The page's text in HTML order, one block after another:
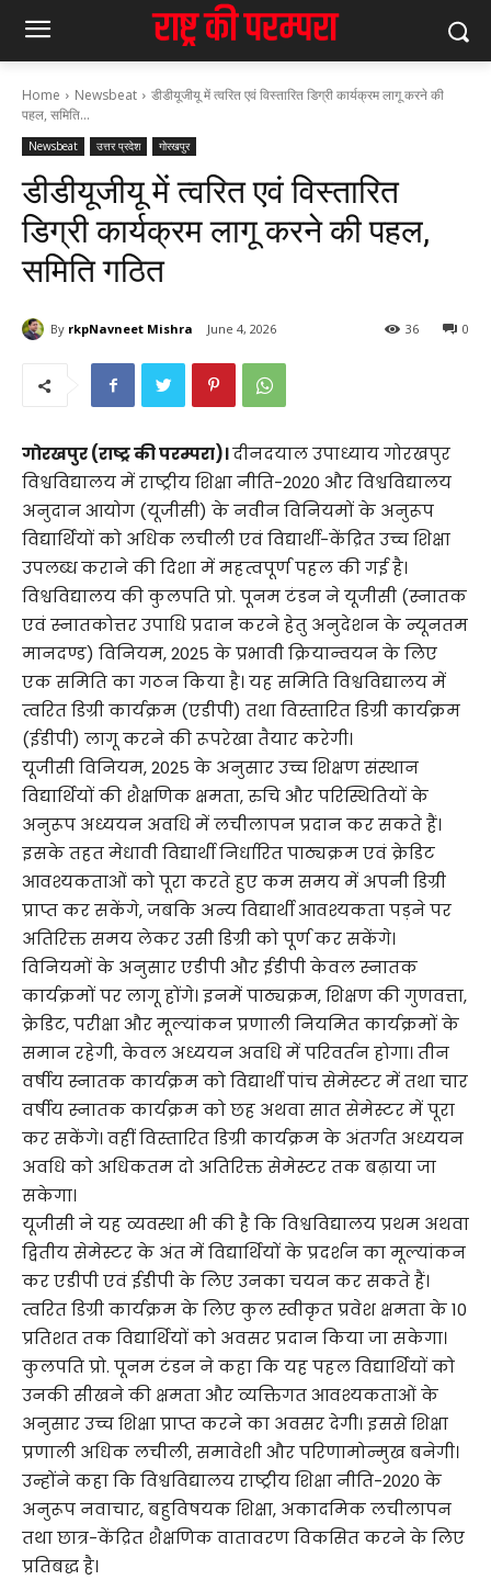
Home Newsbeat
डीडीयूजीयू में त्वरित एवं विस्तारित डिग्री कार्यक्रम लागू करने की
पहल, समिति...
Newsbeat उत्तर प्रदेश गोरखपुर
डीडीयूजीयू में त्वरित एवं विस्तारित
डिग्री कार्यक्रम लागू करने की पहल,
समिति गठित
By rkpNavneet Mishra June 4, 2026 0
36
गोरखपुर (राष्ट्र की परम्परा)।दीनदयाल उपाध्याय गोरखपुर
विश्वविद्यालय में राष्ट्रीय शिक्षा नीति-2020 और विश्वविद्यालय
अनुदान आयोग (यूजीसी) के नवीन विनियमों के अनुरूप
विद्यार्थियों को अधिक लचीली एवं विद्यार्थी-केंद्रित उच्च शिक्षा
उपलब्ध कराने की दिशा में महत्वपूर्ण पहल की गई है।
विश्वविद्यालय की कुलपति प्रो. पूनम टंडन ने यूजीसी (स्नातक
एवं स्नातकोत्तर उपाधि प्रदान करने हेतु अनुदेशन के न्यूनतम
मानदण्ड) विनियम, 2025 के प्रभावी क्रियान्वयन के लिए
एक समिति का गठन किया है। यह समिति विश्वविद्यालय में
त्वरित डिग्री कार्यक्रम (एडीपी) तथा विस्तारित डिग्री कार्यक्रम
(ईडीपी) लागू करने की रूपरेखा तैयार करेगी।
यूजीसी विनियम, 2025 के अनुसार उच्च शिक्षण संस्थान
विद्यार्थियों की शैक्षणिक क्षमता, रुचि और परिस्थितियों के
अनुरूप अध्ययन अवधि में लचीलापन प्रदान कर सकते हैं।
इसके तहत मेधावी विद्यार्थी निर्धारित पाठ्यक्रम एवं क्रेडिट
आवश्यकताओं को पूरा करते हुए कम समय में अपनी डिग्री
प्राप्त कर सकेंगे, जबकि अन्य विद्यार्थी आवश्यकता पड़ने पर
अतिरिक्त समय लेकर उसी डिग्री को पूर्ण कर सकेंगे।
विनियमों के अनुसार एडीपी और ईडीपी केवल स्नातक
कार्यक्रमों पर लागू होंगे। इनमें पाठ्यक्रम, शिक्षण की गुणवत्ता,
क्रेडिट, परीक्षा और मूल्यांकन प्रणाली नियमित कार्यक्रमों के
समान रहेगी, केवल अध्ययन अवधि में परिवर्तन होगा। तीन
वर्षीय स्नातक कार्यक्रम को विद्यार्थी पांच सेमेस्टर में तथा चार
वर्षीय स्नातक कार्यक्रम को छह अथवा सात सेमेस्टर में पूरा
कर सकेंगे। वहीं विस्तारित डिग्री कार्यक्रम के अंतर्गत अध्ययन
अवधि को अधिकतम दो अतिरिक्त सेमेस्टर तक बढ़ाया जा
सकेगा।
यूजीसी ने यह व्यवस्था भी की है कि विश्वविद्यालय प्रथम अथवा
द्वितीय सेमेस्टर के अंत में विद्यार्थियों के प्रदर्शन का मूल्यांकन
कर एडीपी एवं ईडीपी के लिए उनका चयन कर सकते हैं।
त्वरित डिग्री कार्यक्रम के लिए कुल स्वीकृत प्रवेश क्षमता के 10
प्रतिशत तक विद्यार्थियों को अवसर प्रदान किया जा सकेगा।
कुलपति प्रो. पूनम टंडन ने कहा कि यह पहल विद्यार्थियों को
उनकी सीखने की क्षमता और व्यक्तिगत आवश्यकताओं के
अनुसार उच्च शिक्षा प्राप्त करने का अवसर देगी। इससे शिक्षा
प्रणाली अधिक लचीली, समावेशी और परिणामोन्मुख बनेगी।
उन्होंने कहा कि विश्वविद्यालय राष्ट्रीय शिक्षा नीति-2020 के
अनुरूप नवाचार, बहुविषयक शिक्षा, अकादमिक लचीलापन
तथा छात्र-केंद्रित शैक्षणिक वातावरण विकसित करने के लिए
प्रतिबद्ध है।